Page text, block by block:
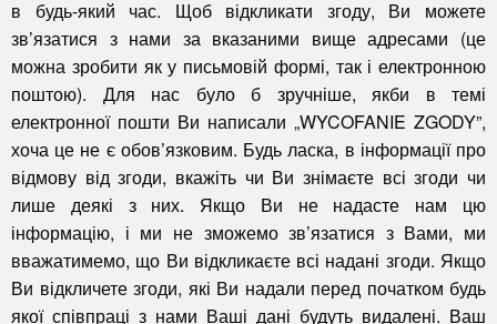
в будь-який час. Щоб відкликати згоду, Ви можете
зв’язатися з нами за вказаними вище адресами (це
можна зробити як у письмовій формі, так і електронною
поштою). Для нас було б зручніше, якби в темі
електронної пошти Ви написали „WYCOFANIE ZGODY”,
хоча це не є обов’язковим. Будь ласка, в інформації про
відмову від згоди, вкажіть чи Ви знімаєте всі згоди чи
лише деякі з них. Якщо Ви не надасте нам цю
інформацію, і ми не зможемо зв’язатися з Вами, ми
вважатимемо, що Ви відкликаєте всі надані згоди. Якщо
Ви відкличете згоди, які Ви надали перед початком будь
якої співпраці з нами Ваші дані будуть видалені. Ваш